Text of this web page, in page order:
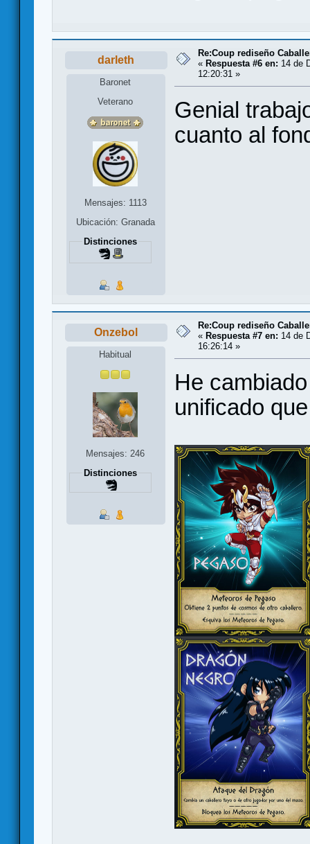
darleth
Baronet
Veterano
Mensajes: 1113
Ubicación: Granada
Distinciones
Re:Coup rediseño
« Respuesta #6 en: 14 de
12:20:31 »
Genial
cuanto al
Onzebol
Habitual
Mensajes: 246
Distinciones
Re:Coup rediseño
« Respuesta #7 en: 14 de
16:26:14 »
He
unificado